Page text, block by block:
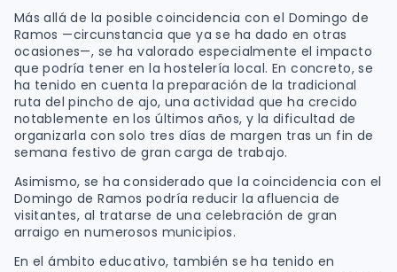
Más allá de la posible coincidencia con el Domingo de
Ramos —circunstancia que ya se ha dado en otras
ocasiones—, se ha valorado especialmente el impacto
que podría tener en la hostelería local. En concreto, se
ha tenido en cuenta la preparación de la tradicional
ruta del pincho de ajo, una actividad que ha crecido
notablemente en los últimos años, y la dificultad de
organizarla con solo tres días de margen tras un fin de
semana festivo de gran carga de trabajo.
Asimismo, se ha considerado que la coincidencia con el
Domingo de Ramos podría reducir la afluencia de
visitantes, al tratarse de una celebración de gran
arraigo en numerosos municipios.
En el ámbito educativo, también se ha tenido en